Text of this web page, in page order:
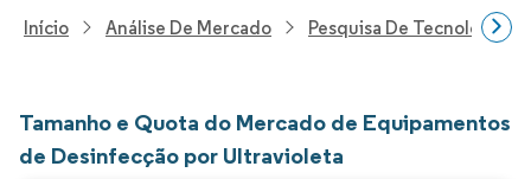
Início Análise De Mercado Pesquisa De Tecnologia,
Tamanho e Quota do Mercado de Equipamentos
de Desinfecção por Ultravioleta